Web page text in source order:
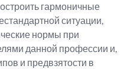
гармоничные
ситуации,
нормы при
данной профессии и,
и предвзятости в